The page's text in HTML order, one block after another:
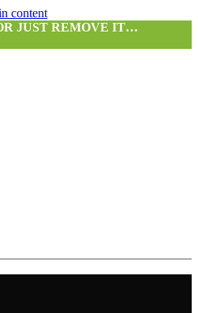
content
JUST REMOVE IT…